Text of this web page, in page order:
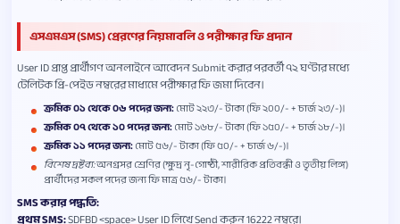
এসএমএস (SMS) প্রেরণের নিয়মাবলি ও পরীক্ষার ফি প্রদান
User ID প্রাপ্ত প্রার্থীগণ অনলাইনে আবেদন Submit করার পরবর্তী ৭২ ঘণ্টার মধ্যে
টেলিটক প্রি-পেইড নম্বরের মাধ্যমে পরীক্ষার ফি জমা দিবেন।
ক্রমিক ০১ থেকে ০৬ পদের জন্য:মোট ২২৩/- টাকা (ফি ২০০/- + চার্জ ২৩/-)।
ক্রমিক ০৭ থেকে ১০ পদের জন্য:মোট ১৬৮/- টাকা (ফি ১৫০/- + চার্জ ১৮/-)।
ক্রমিক ১১ পদের জন্য:মোট ৫৬/- টাকা (ফি ৫০/- + চার্জ ৬/-)।
বিশেষ দ্রষ্টব্য:অনগ্রসর শ্রেণির (ক্ষুদ্র নৃ-গোষ্ঠী, শারীরিক প্রতিবন্ধী ও তৃতীয় লিঙ্গ)
প্রার্থীদের সকল পদের জন্য ফি মাত্র ৫৬/- টাকা।
SMS করার পদ্ধতি: